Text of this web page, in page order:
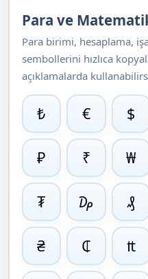
Para ve
Para birimi, hesaplama,
sembollerini hızlıca
açıklamalarda
₺ € $
₽ ₹ ₩
₮ ₯ ₰
₴ ₵ ₶